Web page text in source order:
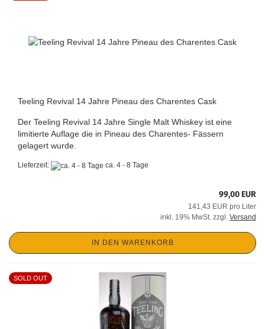
Teeling Revival 14 Jahre Pineau des Charentes Cask
Der Teeling Revival 14 Jahre Single Malt Whiskey ist eine
limitierte Auflage die in Pineau des Charentes- Fässern
gelagert wurde.
Lieferzeit: ca. 4 - 8 Tage
99,00 EUR
141,43 EUR pro Liter
inkl. 19% MwSt. zzgl. Versand
IN DEN WARENKORB
SOLD OUT